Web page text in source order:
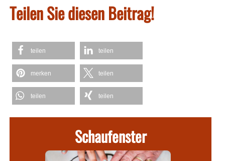
Teilen Sie diesen Beitrag!
teilen teilen
merken teilen
teilen teilen
Schaufenster